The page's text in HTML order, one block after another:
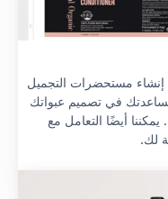
إنشاء مستحضرات التجميل
مساعدتك في تصميم عبواتك
أيضًا التعامل مع
لك.